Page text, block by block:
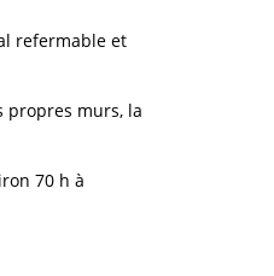
refermable et
propres murs, la
70 h à